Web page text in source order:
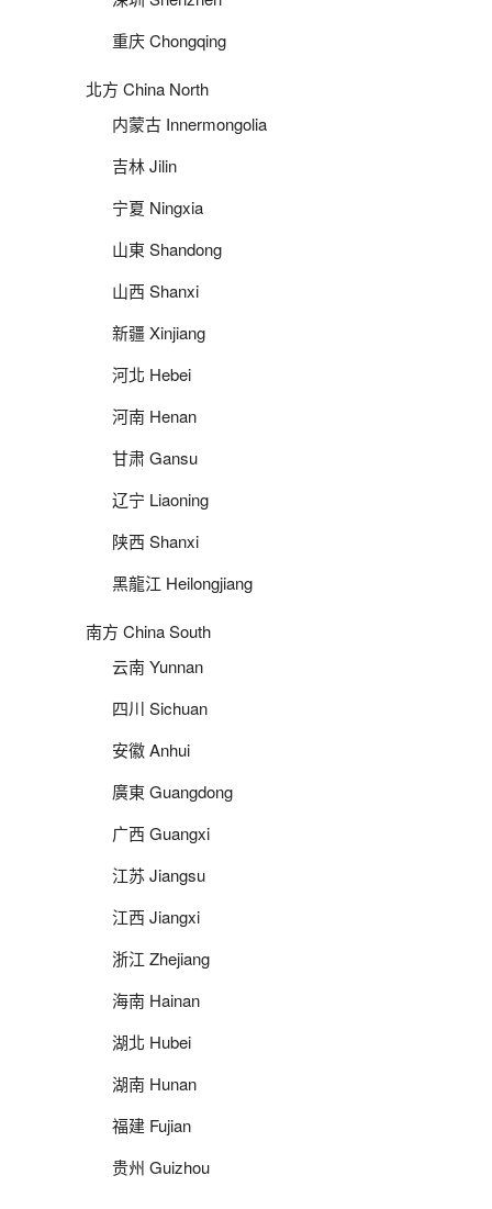
重庆 Chongqing
北方 China North
内蒙古 Innermongolia
吉林 Jilin
宁夏 Ningxia
山東 Shandong
山西 Shanxi
新疆 Xinjiang
河北 Hebei
河南 Henan
甘肃 Gansu
辽宁 Liaoning
陕西 Shanxi
黑龍江 Heilongjiang
南方 China South
云南 Yunnan
四川 Sichuan
安徽 Anhui
廣東 Guangdong
广西 Guangxi
江苏 Jiangsu
江西 Jiangxi
浙江 Zhejiang
海南 Hainan
湖北 Hubei
湖南 Hunan
福建 Fujian
贵州 Guizhou